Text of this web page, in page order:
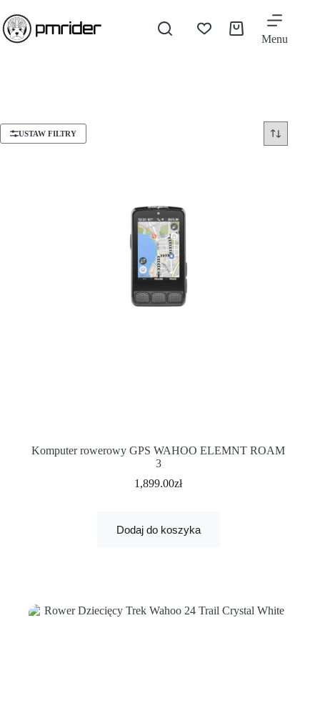
Menu
USTAW FILTRY
Komputer rowerowy GPS WAHOO ELEMNT ROAM
3
1,899.00zł
Dodaj do koszyka